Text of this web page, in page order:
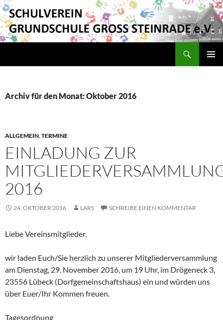
Archiv für den Monat: Oktober 2016
ALLGEMEIN,TERMINE
EINLADUNG ZUR
2016
24. OKTOBER 2016 LARS SCHREIBE EINEN KOMMENTAR
Liebe Vereinsmitglieder,
wir laden Euch/Sie herzlich zu unserer Mitgliederversammlung
am Dienstag, 29. November 2016, um 19 Uhr, im Drögeneck 3,
23556 Lübeck (Dorfgemeinschaftshaus) ein und würden uns
über Euer/Ihr Kommen freuen.
Tagesordnung